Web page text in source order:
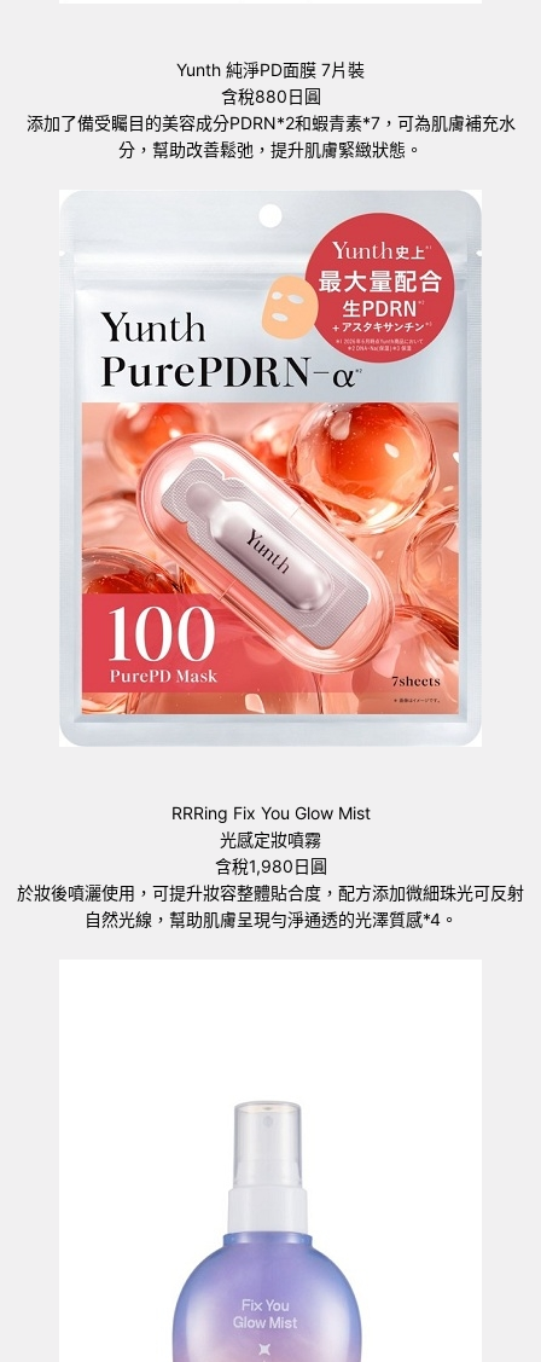
Yunth 純淨PD面膜 7片裝
含稅880日圓
添加了備受矚目的美容成分PDRN*2和蝦青素*7，可為肌膚補充水
分，幫助改善鬆弛，提升肌膚緊緻狀態。
RRRing Fix You Glow Mist
光感定妝噴霧
含稅1,980日圓
於妝後噴灑使用，可提升妝容整體貼合度，配方添加微細珠光可反射
自然光線，幫助肌膚呈現勻淨通透的光澤質感*4。